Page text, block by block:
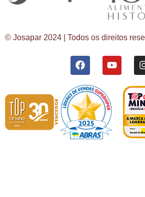
© Josapar 2024 | Todos os direitos